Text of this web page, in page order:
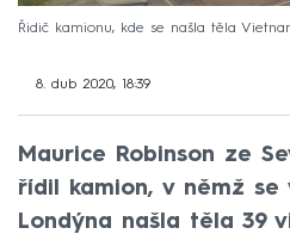
Řidič kamionu, kde se našla těla
8. dub 2020, 18:39
Maurice Robinson ze
řídil kamion, v němž se
Londýna našla těla 39